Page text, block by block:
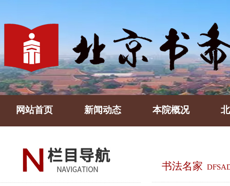
网站首页 新闻动态 本院概况
书法名家